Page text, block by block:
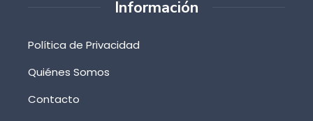
Información
Política de Privacidad
Quiénes Somos
Contacto